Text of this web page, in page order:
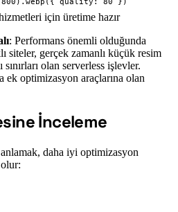
için üretime hazır
: Performans önemli olduğunda
siteler, gerçek zamanlı küçük resim
olan serverless işlevler.
ek optimizasyon araçlarına olan
İnceleme
anlamak, daha iyi optimizasyon